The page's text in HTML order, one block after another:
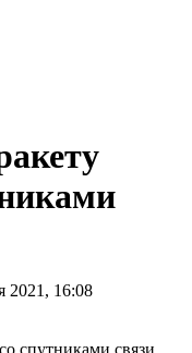
2021, 16:08